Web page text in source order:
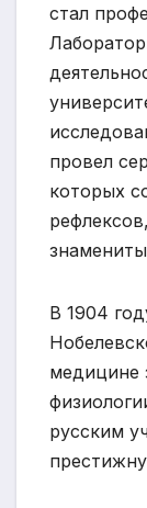
стал
провел
которых
В 1904
медицине
русским